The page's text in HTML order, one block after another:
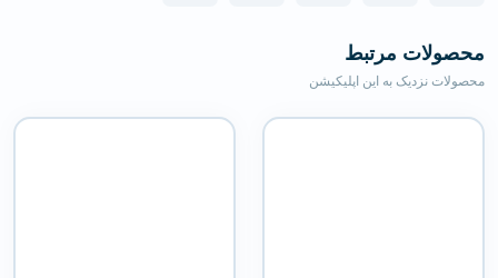
محصولات مرتبط
محصولات نزدیک به این اپلیکیشن